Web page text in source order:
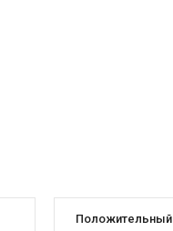
Положительный